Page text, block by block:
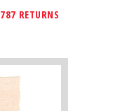
RETURNS